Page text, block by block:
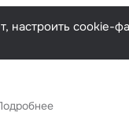
настроить cookie-